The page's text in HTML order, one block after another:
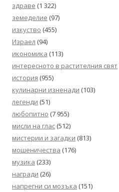
здраве (1 322)
земеделие (97)
изкуство (455)
Израел (94)
икономика (113)
интересното в растителния свят
история (955)
кулинарни изненади (103)
легенди (51)
любопитно (7 955)
мисли на глас (512)
мистерии и загадки (813)
мошеничества (176)
музика (233)
награди (26)
напрегни си мозъка (151)